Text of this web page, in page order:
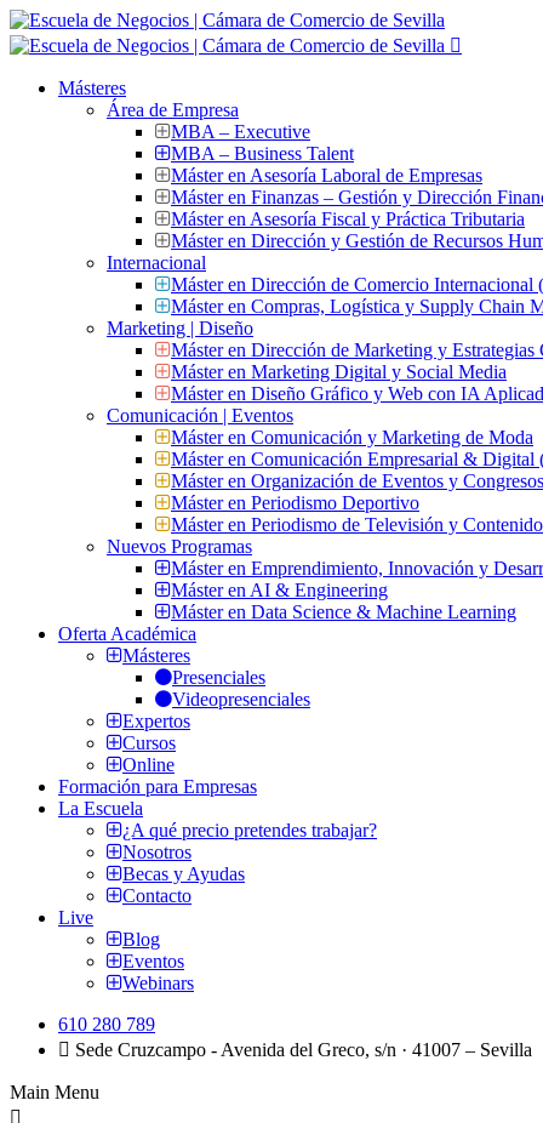
Másteres
Área de Empresa
MBA – Executive
MBA – Business Talent
Máster en Asesoría Laboral de Empresas
Máster en Finanzas – Gestión y Dirección
Máster en Asesoría Fiscal y Práctica Tributaria
Máster en Dirección y Gestión de Recursos
Internacional
Máster en Dirección de Comercio
Máster en Compras, Logística y Supply Chain
Marketing | Diseño
Máster en Dirección de Marketing y Estrategias
Máster en Marketing Digital y Social Media
Máster en Diseño Gráfico y Web con IA
Comunicación | Eventos
Máster en Comunicación y Marketing de Moda
Máster en Comunicación Empresarial &
Máster en Organización de Eventos y
Máster en Periodismo Deportivo
Máster en Periodismo de Televisión y
Nuevos Programas
Máster en Emprendimiento, Innovación y
Máster en AI & Engineering
Máster en Data Science & Machine Learning
Oferta Académica
Másteres
Presenciales
Videopresenciales
Expertos
Cursos
Online
Formación para Empresas
La Escuela
¿A qué precio pretendes trabajar?
Nosotros
Becas y Ayudas
Contacto
Live
Blog
Eventos
Webinars
610 280 789
Sede Cruzcampo - Avenida del Greco, s/n · 41007 – Sevilla
Main Menu